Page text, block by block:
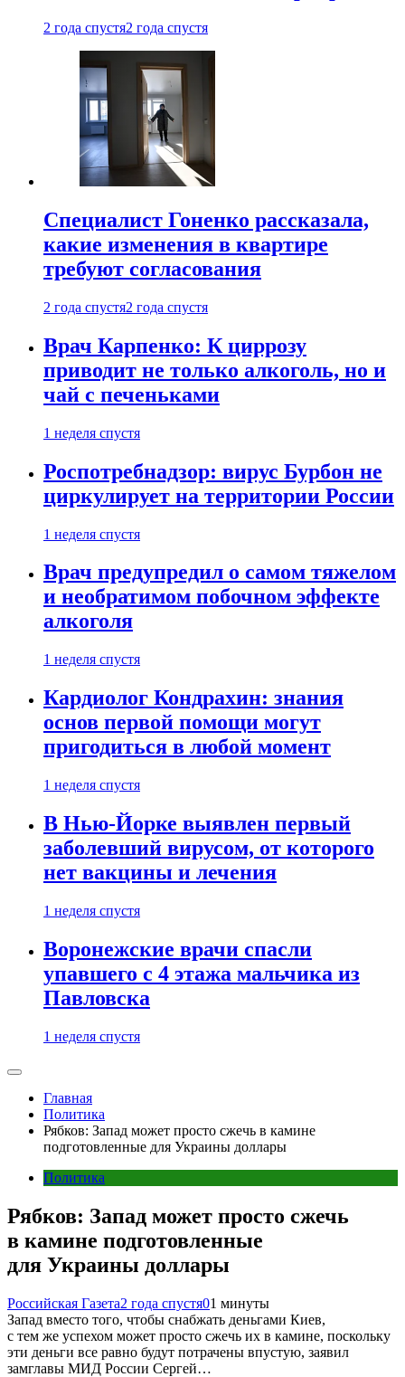
2 года спустя2 года спустя
Специалист Гоненко рассказала,
какие изменения в квартире
требуют согласования
2 года спустя2 года спустя
Врач Карпенко: К циррозу
приводит не только алкоголь, но и
чай с печеньками
1 неделя спустя
Роспотребнадзор: вирус Бурбон не
циркулирует на территории России
1 неделя спустя
Врач предупредил о самом тяжелом
и необратимом побочном эффекте
алкоголя
1 неделя спустя
Кардиолог Кондрахин: знания
основ первой помощи могут
пригодиться в любой момент
1 неделя спустя
В Нью-Йорке выявлен первый
заболевший вирусом, от которого
нет вакцины и лечения
1 неделя спустя
Воронежские врачи спасли
упавшего с 4 этажа мальчика из
Павловска
1 неделя спустя
Главная
Политика
Рябков: Запад может просто сжечь в камине
подготовленные для Украины доллары
Политика
Рябков: Запад может просто сжечь
в камине подготовленные
для Украины доллары
Российская Газета2 года спустя01 минуты
Запад вместо того, чтобы снабжать деньгами Киев,
с тем же успехом может просто сжечь их в камине, поскольку
эти деньги все равно будут потрачены впустую, заявил
замглавы МИД России Сергей…